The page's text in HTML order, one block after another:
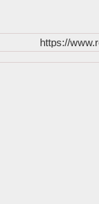
https://